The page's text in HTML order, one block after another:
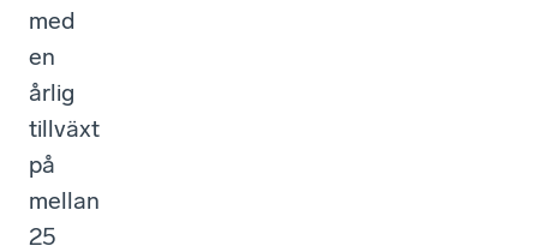
med
en
årlig
tillväxt
på
mellan
25